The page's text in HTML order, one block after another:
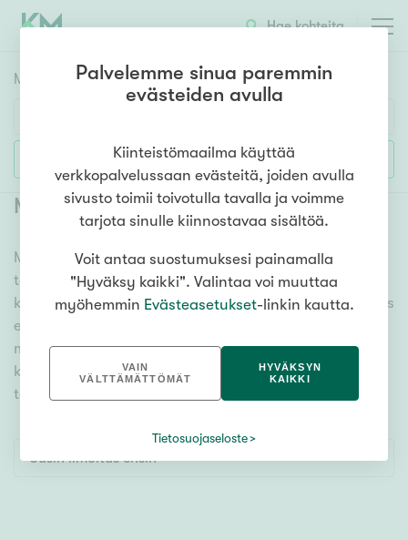
Hae kohteita
Myyntikohteet
Huoneluku
1h 2h 3h 4h 5h+
Asuntotyyppi
Kerros-/luhtitalo
Rivitalo/paritalo
Omakoti-/erillistalo
Maa- tai metsätila
Vapaa-ajan asunto
Lisää hakuehtoja
Myytävät toimitilat Helsinki Kontula
Meiltä löydät myytävät toimitilat Helsinki Kontula, oli
tarpeesi mikä vain! Tuhansien kohteiden ja satojen
kiinteistönvälittäjien verkostomme auttaa sinua kenties
elämäsi tärkeimmässä päätöksessä. Katso alta kaikki
myytävät toimitilat Helsinki Kontula. Hyödynnä myös
kätevää hakutyökaluamme, jonka avulla löydät omien
toiveidesi mukaisen kodin.
Uusin ilmoitus ensin
Palvelemme sinua paremmin
evästeiden avulla
Kiinteistömaailma käyttää
verkkopalvelussaan evästeitä, joiden avulla
sivusto toimii toivotulla tavalla ja voimme
tarjota sinulle kiinnostavaa sisältöä.
Voit antaa suostumuksesi painamalla
"Hyväksy kaikki". Valintaa voi muuttaa
myöhemmin Evästeasetukset-linkin kautta.
VAIN
VÄLTTÄMÄTTÖMÄT
HYVÄKSYN
KAIKKI
Tietosuojaseloste